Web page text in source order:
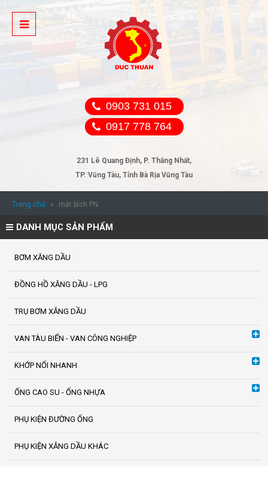
0903 731 015
0917 778 764
231 Lê Quang Định, P. Thắng Nhất,
TP. Vũng Tàu, Tỉnh Bà Rịa Vũng Tàu
Trang chủ » mặt bích PN
DANH MỤC SẢN PHẨM
BƠM XĂNG DẦU
ĐỒNG HỒ XĂNG DẦU - LPG
TRỤ BƠM XĂNG DẦU
VAN TÀU BIỂN - VAN CÔNG NGHIỆP
KHỚP NỐI NHANH
ỐNG CAO SU - ỐNG NHỰA
PHỤ KIỆN ĐƯỜNG ỐNG
PHỤ KIỆN XĂNG DẦU KHÁC